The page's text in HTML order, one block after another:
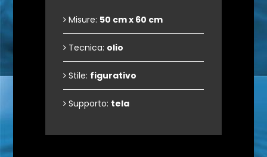
Misure: 50 cm x 60 cm
Tecnica: olio
Stile: figurativo
Supporto: tela